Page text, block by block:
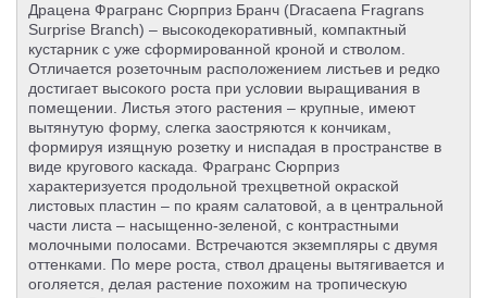
Драцена Фрагранс Сюрприз Бранч (Dracaena Fragrans
Surprise Branch) – высокодекоративный, компактный
кустарник с уже сформированной кроной и стволом.
Отличается розеточным расположением листьев и редко
достигает высокого роста при условии выращивания в
помещении. Листья этого растения – крупные, имеют
вытянутую форму, слегка заостряются к кончикам,
формируя изящную розетку и ниспадая в пространстве в
виде кругового каскада. Фрагранс Сюрприз
характеризуется продольной трехцветной окраской
листовых пластин – по краям салатовой, а в центральной
части листа – насыщенно-зеленой, с контрастными
молочными полосами. Встречаются экземпляры с двумя
оттенками. По мере роста, ствол драцены вытягивается и
оголяется, делая растение похожим на тропическую